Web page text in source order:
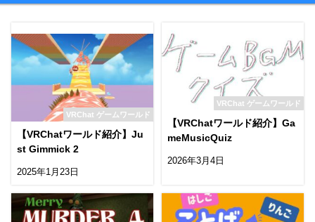
VRChat ゲームワールド
【VRChatワールド紹介】Ju
st Gimmick 2
2025年1月23日
VRChat ゲームワールド
【VRChatワールド紹介】Ga
meMusicQuiz
2026年3月4日